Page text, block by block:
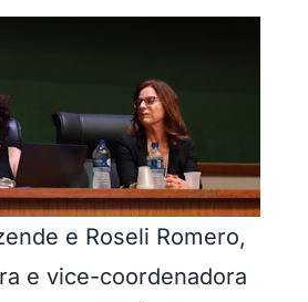
e Roseli Romero,
e vice-coordenadora